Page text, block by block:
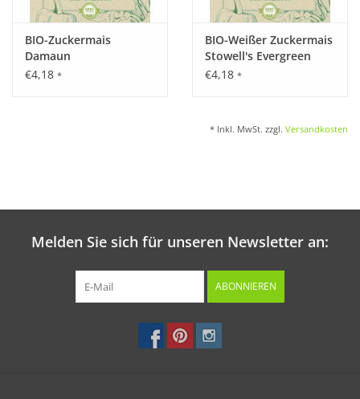
BIO-Zuckermais
Damaun
€4,18 *
BIO-Weißer Zuckermais
Stowell's Evergreen
€4,18 *
* Inkl. MwSt. zzgl. Versandkosten
Melden Sie sich für unseren Newsletter an:
ABONNIEREN